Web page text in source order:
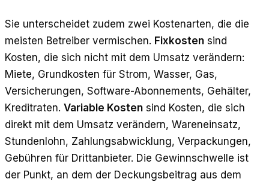
Sie unterscheidet zudem zwei Kostenarten, die die
meisten Betreiber vermischen. Fixkosten sind
Kosten, die sich nicht mit dem Umsatz verändern:
Miete, Grundkosten für Strom, Wasser, Gas,
Versicherungen, Software-Abonnements, Gehälter,
Kreditraten. Variable Kosten sind Kosten, die sich
direkt mit dem Umsatz verändern, Wareneinsatz,
Stundenlohn, Zahlungsabwicklung, Verpackungen,
Gebühren für Drittanbieter. Die Gewinnschwelle ist
der Punkt, an dem der Deckungsbeitrag aus dem